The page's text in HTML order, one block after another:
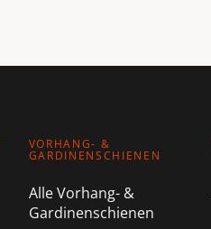
VORHANG- &
GARDINENSCHIENEN
Alle Vorhang- &
Gardinenschienen